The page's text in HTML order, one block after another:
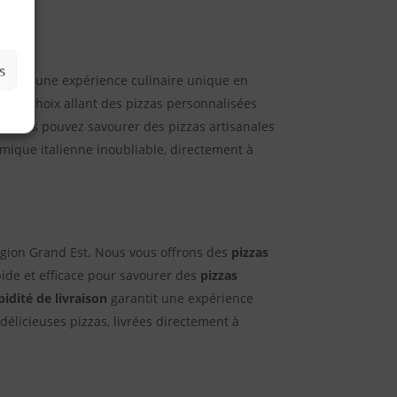
une expérience culinaire unique en
de choix allant des pizzas personnalisées
pouvez savourer des pizzas artisanales
italienne inoubliable, directement à
Grand Est. Nous vous offrons des pizzas
et efficace pour savourer des pizzas
de livraison garantit une expérience
pizzas, livrées directement à